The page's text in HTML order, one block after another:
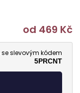
od 469 Kč
se slevovým kódem
5PRCNT